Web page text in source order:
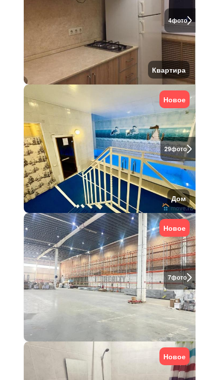
4фото
Квартира
29фото
Новое
Дом
7фото
Новое
Новое